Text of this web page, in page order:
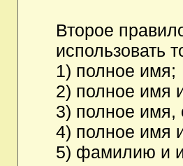
Второе
использовать
1) полное имя;
2) полное имя
3) полное
4) полное имя
5) фамилию и